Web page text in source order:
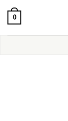
0